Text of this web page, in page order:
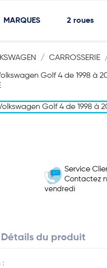
MARQUES 2 roues
CARROSSERIE
Service
Contactez
vendredi
Détails du produit
: